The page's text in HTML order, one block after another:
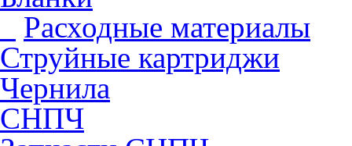
Pасходные материалы
Струйные картриджи
Чернила
СНПЧ